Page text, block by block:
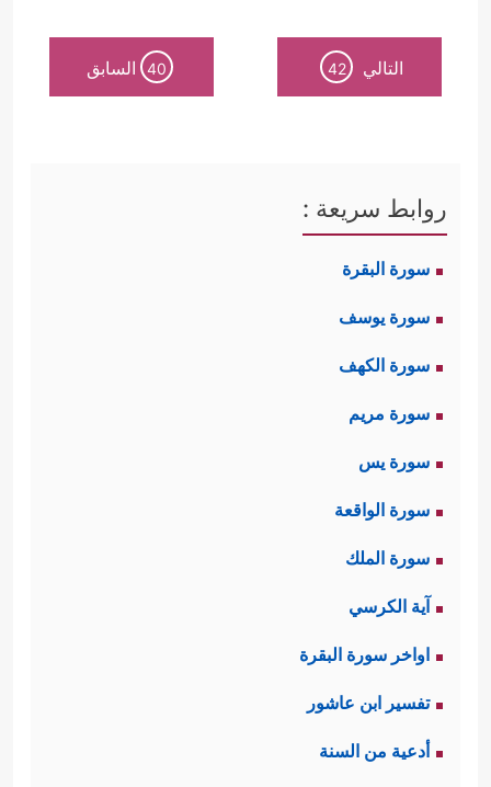
التالي 42
40 السابق
روابط سريعة :
سورة البقرة
سورة يوسف
سورة الكهف
سورة مريم
سورة يس
سورة الواقعة
سورة الملك
آية الكرسي
اواخر سورة البقرة
تفسير ابن عاشور
أدعية من السنة